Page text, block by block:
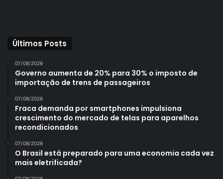
Últimos Posts
07/08/2026
Governo aumenta de 20% para 30% o imposto de
importação de trens de passageiros
07/08/2026
Fraca demanda por smartphones impulsiona
crescimento do mercado de telas para aparelhos
recondicionados
07/08/2026
O Brasil está preparado para uma economia cada vez
mais eletrificada?